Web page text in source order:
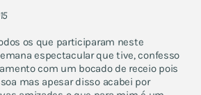
os que participaram neste
espectacular que tive, confesso
com um bocado de receio pois
mas apesar disso acabei por